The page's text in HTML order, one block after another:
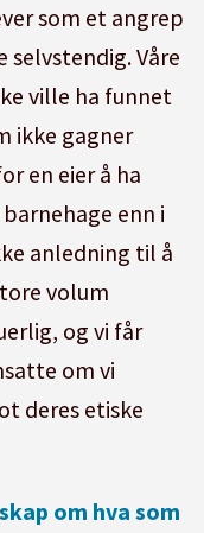
som et angrep
selvstendig. Våre
ville ha funnet
ikke gagner
en eier å ha
enn i
anledning til å
volum
og vi får
om vi
deres etiske
om hva som